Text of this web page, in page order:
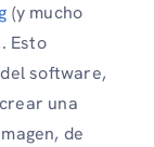
(y mucho
Esto
software,
una
de